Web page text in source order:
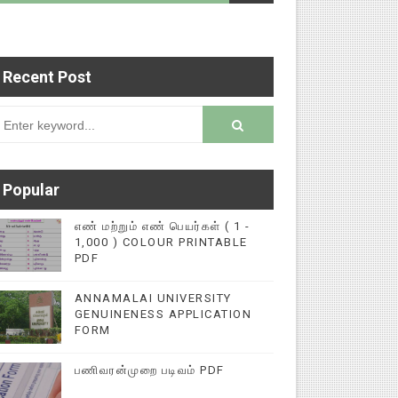
மின்னல் கல்விச் செய்தி இணையதளத்தில்
Recent Post
Popular
எண் மற்றும் எண் பெயர்கள் ( 1 -
1,000 ) COLOUR PRINTABLE
PDF
ANNAMALAI UNIVERSITY
GENUINENESS APPLICATION
FORM
பணிவரன்முறை படிவம் PDF